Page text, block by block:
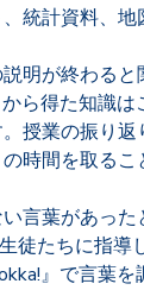
統計資料、
明が終わると
ら得た知識
授業の振り返
時間を取る
言葉があった
徒たちに指導
』で言葉を